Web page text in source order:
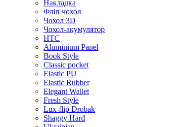
Накладка
Фліп чохол
Чохол 3D
Чохол-акумулятор
HTC
Aluminium Panel
Book Style
Classic pocket
Elastic PU
Elastic Rubber
Elegant Wallet
Fresh Style
Lux-flip Drobak
Shaggy Hard